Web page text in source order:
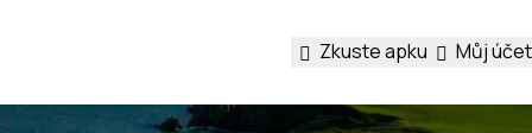
Zkuste apku Můj účet